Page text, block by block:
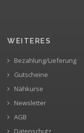
WEITERES
Bezahlung/Lieferung
Gutscheine
Nähkurse
Newsletter
AGB
Datenschutz